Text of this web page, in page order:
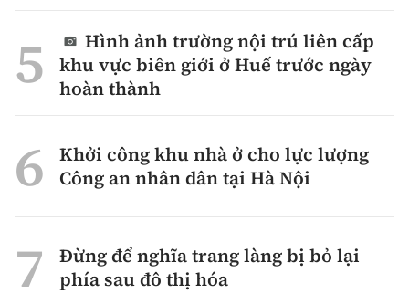
Hình ảnh trường nội trú liên cấp
khu vực biên giới ở Huế trước ngày
hoàn thành
Khởi công khu nhà ở cho lực lượng
Công an nhân dân tại Hà Nội
Đừng để nghĩa trang làng bị bỏ lại
phía sau đô thị hóa